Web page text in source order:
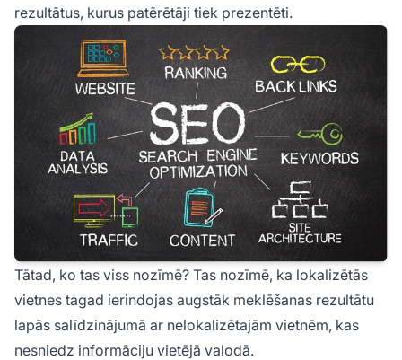
rezultātus, kurus patērētāji tiek prezentēti.
Tātad, ko tas viss nozīmē? Tas nozīmē, ka lokalizētās
vietnes tagad ierindojas augstāk meklēšanas rezultātu
lapās salīdzinājumā ar nelokalizētajām vietnēm, kas
nesniedz informāciju vietējā valodā.